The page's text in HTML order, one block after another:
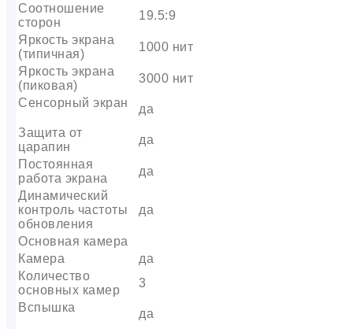
Соотношение
сторон
19.5:9
Яркость экрана
(типичная)
1000 нит
Яркость экрана
(пиковая)
3000 нит
Сенсорный экран
да
Защита от
царапин
да
Постоянная
работа экрана
да
Динамический
контроль частоты
обновления
да
Основная камера
Камера
да
Количество
основных камер
3
Вспышка
да